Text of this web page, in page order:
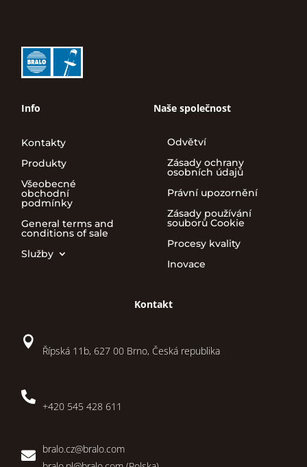
Info
Kontakty
Produkty
Všeobecné
obchodní
podmínky
General terms and
conditions of sale
Služby
Naše společnost
Odvětví
Zásady ochrany
osobních údajů
Právní upozornění
Zásady používání
souborů Cookie
Procesy kvality
Inovace
Kontakt

Řípská 11b, 627 00 Brno, Česká republika

+420 545 428 611
 bralo.cz@bralo.com